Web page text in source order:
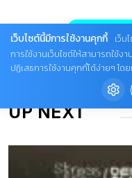
TAGGED : N O T
รีโนเวททาวน์เฮาส์
แบ
UP NEXT
เว็บไซต์นี้มีการใช้งานคุกกี้
เว็บ
การใช้งานเว็บไซต์ให้สามารถใช้
ปฏิเสธการใช้งานคุกกี้ได้ง่ายๆ โด